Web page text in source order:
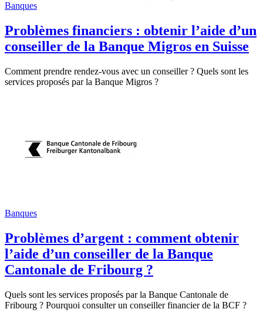
Banques
Problèmes financiers : obtenir l’aide d’un
conseiller de la Banque Migros en Suisse
Comment prendre rendez-vous avec un conseiller ? Quels sont les
services proposés par la Banque Migros ?
Banques
Problèmes d’argent : comment obtenir
l’aide d’un conseiller de la Banque
Cantonale de Fribourg ?
Quels sont les services proposés par la Banque Cantonale de
Fribourg ? Pourquoi consulter un conseiller financier de la BCF ?